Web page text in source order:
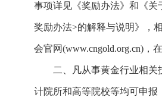
事项详见《奖励办法》和《关
奖励办法>的解释与说明》，
会官网(www.cngold.org.cn)，
二、凡从事黄金行业相
计院所和高等院校等均可申报